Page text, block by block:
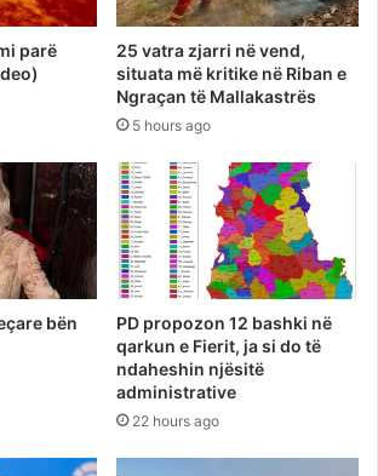
parë
25 vatra zjarri në vend,
situata më kritike në Riban e
Ngraçan të Mallakastrës
5 hours ago
bën
PD propozon 12 bashki në
qarkun e Fierit, ja si do të
ndaheshin njësitë
administrative
22 hours ago